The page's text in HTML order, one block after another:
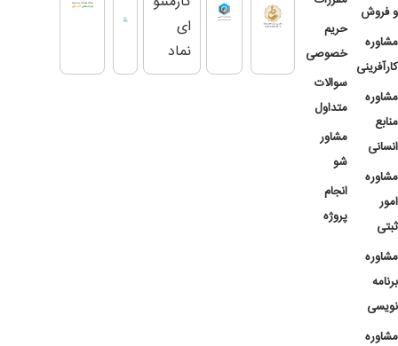
و فروش
مشاوره
کارآفرینی
مشاوره
منابع
انسانی
مشاوره
امور
ثبتی
مشاوره
برنامه
نویسی
مشاوره
حریم
خصوصی
سوالات
متداول
مشاور
شو
انجام
پروژه